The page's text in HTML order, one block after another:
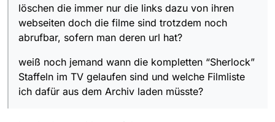
löschen die immer nur die links dazu von ihren
webseiten doch die filme sind trotzdem noch
abrufbar, sofern man deren url hat?
weiß noch jemand wann die kompletten “Sherlock”
Staffeln im TV gelaufen sind und welche Filmliste
ich dafür aus dem Archiv laden müsste?